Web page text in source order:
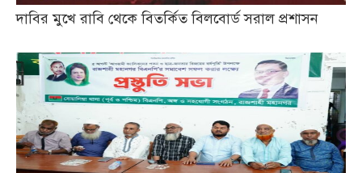
দাবির মুখে রাবি থেকে বিতর্কিত বিলবোর্ড সরাল প্রশাসন